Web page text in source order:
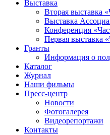
Выставка
Вторая выставка
Выставка
Конференция
Первая выставка
Гранты
Информация о
Каталог
Журнал
Наши фильмы
Пресс-центр
Новости
Фотогалерея
Видеорепортажи
Контакты